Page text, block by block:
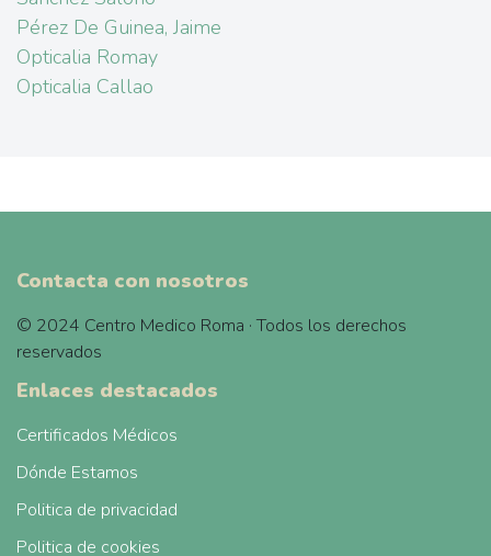
Pérez De Guinea, Jaime
Opticalia Romay
Opticalia Callao
Contacta con nosotros
© 2024 Centro Medico Roma · Todos los derechos
reservados
Enlaces destacados
Certificados Médicos
Dónde Estamos
Politica de privacidad
Politica de cookies